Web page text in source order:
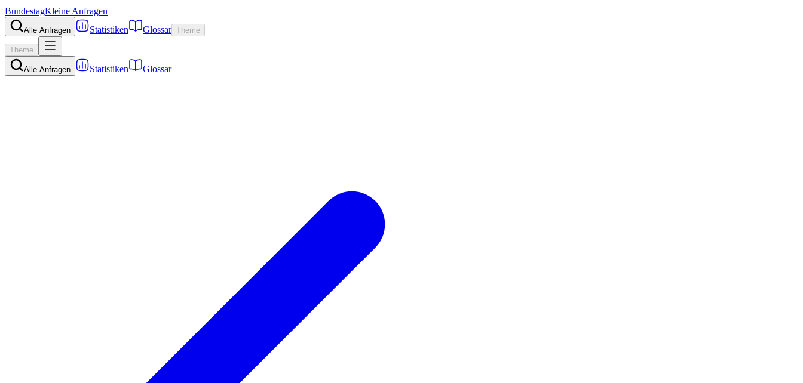
BundestagKleine Anfragen
Alle Anfragen Statistiken Glossar Theme
Theme
Alle Anfragen Statistiken Glossar